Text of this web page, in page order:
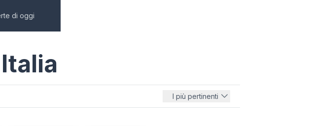
di oggi
I più pertinenti